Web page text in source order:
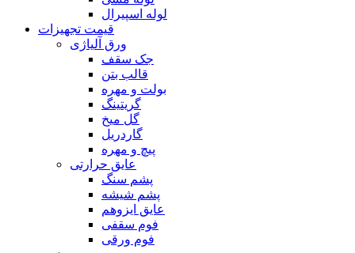
لوله اسپیرال
قیمت تجهیزات
ورق آلیاژی
جک سقف
قالب بتن
بولت و مهره
گریتینگ
گل میخ
گاردریل
پیچ و مهره
عایق حرارتی
پشم سنگ
پشم شیشه
عایق ایزوهم
فوم سقفی
فوم ورقی